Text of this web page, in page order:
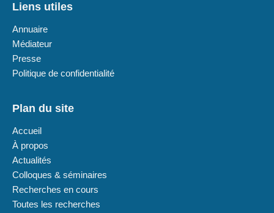
Liens utiles
Annuaire
Médiateur
Presse
Politique de confidentialité
Plan du site
Accueil
À propos
Actualités
Colloques & séminaires
Recherches en cours
Toutes les recherches